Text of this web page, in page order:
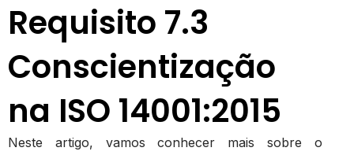
Requisito 7.3
Conscientização
na ISO 14001:2015
Neste artigo, vamos conhecer mais sobre o